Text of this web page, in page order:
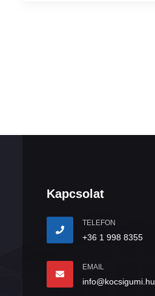
Kapcsolat
TELEFON
+36 1 998 8355
EMAIL
info@kocsigumi.hu